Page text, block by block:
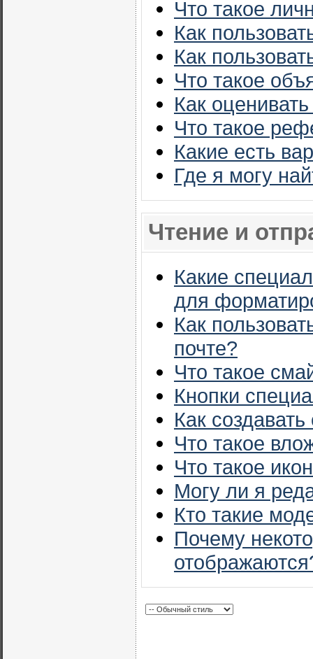
Что такое
Как
Как
Что такое
Как
Что такое
Какие есть
Где я могу
Чтение и
Какие
для
Как
почте?
Что такое
Кнопки
Как
Что такое
Что такое
Могу ли я
Кто такие
Почему